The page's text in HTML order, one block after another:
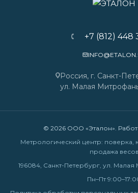
+7 (812) 448
Россия, г. Санкт-
ул. Малая
© 2026 ООО «Эталон».
Метрологический центр: поверка,
продажа весов
196084, Санкт-Петербург, ул.
Пн–Пт